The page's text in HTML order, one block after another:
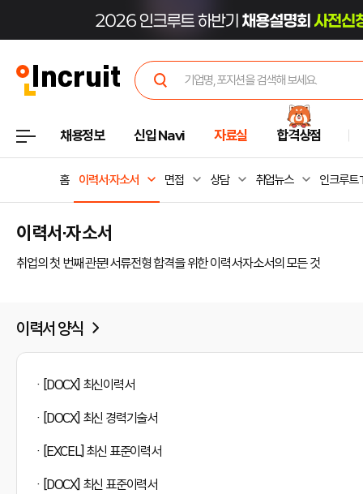
채용정보 신입 Navi 자료실 합격상점
홈 이력서·자소서 면접 상담 취업뉴스 인크루트
이력서·자소서
취업의 첫 번째 관문! 서류전형 합격을 위한 이력서·자소서의 모든 것
이력서 양식
[DOCX] 최신이력서
[DOCX] 최신 경력기술서
[EXCEL] 최신 표준이력서
[DOCX] 최신 표준이력서